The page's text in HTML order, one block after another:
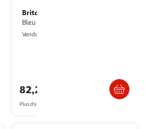
Brita
Bleu
Vendu par
82,21€
Plus d'offres à partir de